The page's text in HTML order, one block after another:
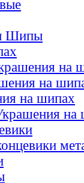
Шипы
на
на
на шипах
на